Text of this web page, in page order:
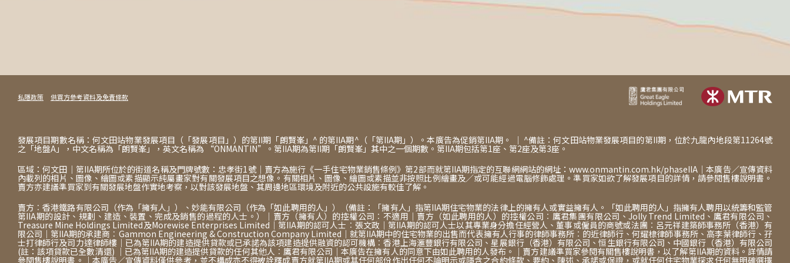
私隱政策 供買方參考資料及免責條款
發展項目期數名稱：何文田站物業發展項目（「發展項目」）的第II期「朗賢峯」^ 的第IIA期^（「第IIA期」）。本廣告為促銷第IIA期。 ｜ ^備註：何文田站物業發展項目的第II期，位於九龍內地段第11264號
之「地盤A」，中文名稱為「朗賢峯」，英文名稱為 “ONMANTIN”。第IIA期為第II期「朗賢峯」其中之一個期數。第IIA期包括第1座、第2座及第3座。
區域：何文田｜第IIA期所位於的街道名稱及門牌號數：忠孝街1號｜賣方為施行《一手住宅物業銷售條例》第2部而就第IIA期指定的互聯網網站的網址：www.onmantin.com.hk/phaseIIA｜本廣告／宣傳資料
內載列的相片、圖像、繪圖或素描顯示純屬畫家對有關發展項目之想像。有關相片、圖像、繪圖或素描並非按照比例繪畫及／或可能經過電腦修飾處理。準買家如欲了解發展項目的詳情，請參閱售樓說明書。
賣方亦建議準買家到有關發展地盤作實地考察，以對該發展地盤、其周邊地區環境及附近的公共設施有較佳了解。
賣方︰香港鐵路有限公司（作為「擁有人」）、妙能有限公司（作為「如此聘用的人」）（備註：「擁有人」指第IIA期住宅物業的法律上的擁有人或實益擁有人。「如此聘用的人」指擁有人聘用以統籌和監管
第IIA期的設計、規劃、建造、裝置、完成及銷售的過程的人士。）｜賣方（擁有人）的控權公司︰不適用｜賣方（如此聘用的人）的控權公司︰鷹君集團有限公司、Jolly Trend Limited、鷹君有限公司、
Treasure Mine Holdings Limited及Morewise Enterprises Limited｜第IIA期的認可人士︰張文政｜第IIA期的認可人士以其專業身分擔任經營人、董事或僱員的商號或法團︰呂元祥建築師事務所（香港）有
限公司｜第IIA期的承建商︰Gammon Engineering & Construction Company Limited｜就第IIA期中的住宅物業的出售而代表擁有人行事的律師事務所︰的近律師行、何耀棣律師事務所、高李葉律師行、孖
士打律師行及司力達律師樓｜已為第IIA期的建造提供貸款或已承諾為該項建造提供融資的認可機構︰香港上海滙豐銀行有限公司、星展銀行（香港）有限公司、恒生銀行有限公司、中國銀行（香港）有限公司
(註：該項貸款已全數清還) ｜已為第IIA期的建造提供貸款的任何其他人︰鷹君有限公司｜本廣告在擁有人的同意下由如此聘用的人發布。｜賣方建議準買家參閱有關售樓說明書，以了解第IIA期的資料。詳情請
參閱售樓說明書。｜本廣告／宣傳資料僅供參考，並不構成亦不得被詮釋成賣方就第IIA期或其任何部份作出任何不論明示或隱含之合約條款、要約、陳述、承諾或保證，或就任何住宅物業探求任何無明確選擇